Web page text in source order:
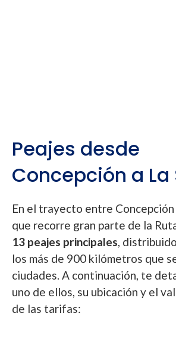
Peajes desde
Concepción a La
En el trayecto entre Concepción
que recorre gran parte de la
13 peajes principales,
los más de 900 kilómetros que
ciudades. A continuación, te
uno de ellos, su ubicación y el
de las tarifas: